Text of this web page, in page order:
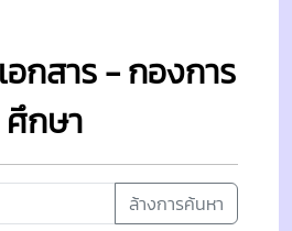
อกสาร - กองการ
ศึกษา
ล้างการค้นหา